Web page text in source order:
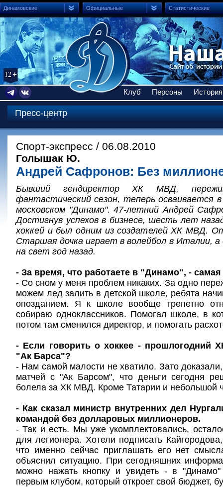
Динамовские Официальные Статистические
Клуб Персоны История
Пресс-центр
Спорт-экспресс / 06.08.2010
Голышак Ю.
Андрей Сафронов: Без
Бывший гендиректор ХК МВД,
фантастический сезон, теперь осваивается
московском "Динамо". 47-летний Андрей
Достигнув успехов в бизнесе, шесть лет
хоккей и был одним из создателей ХК МВД.
Старшая дочка играет в волейбол в Италии, а
на свет год назад.
- За время, что работаете в "Динамо", -
- Со сном у меня проблем никаких. За одно
можем лед залить в детской школе, ребята
опозданием. Я к школе вообще трепетно
собираю одноклассников. Помогал школе, в
потом там сменился директор, и помогать
- Если говорить о хоккее - прошлогодний
"Ак Барса"?
- Нам самой малости не хватило. Зато
матчей с "Ак Барсом", что деньги сегодня
болела за ХК МВД. Кроме Татарии и небольшой
- Как сказал министр внутренних дел
командой без долларовых миллионеров.
- Так и есть. Мы уже укомплектовались,
для легионера. Хотели подписать
что именно сейчас приглашать его нет
объяснил ситуацию. При сегодняшних
можно нажать кнопку и увидеть - в
первым клубом, который откроет свой бюджет,